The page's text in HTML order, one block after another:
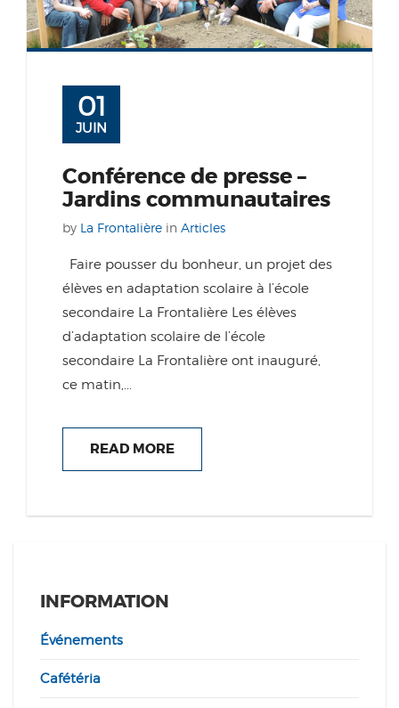
01
JUIN
Conférence de presse –
Jardins communautaires
by La Frontalière in Articles
Faire pousser du bonheur, un projet des
élèves en adaptation scolaire à l’école
secondaire La Frontalière Les élèves
d’adaptation scolaire de l’école
secondaire La Frontalière ont inauguré,
ce matin,...
READ MORE
INFORMATION
Événements
Cafétéria